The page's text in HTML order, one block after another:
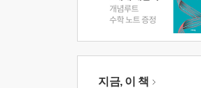
지금, 이 책